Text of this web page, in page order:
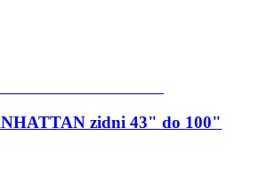
zidni 43" do 100"